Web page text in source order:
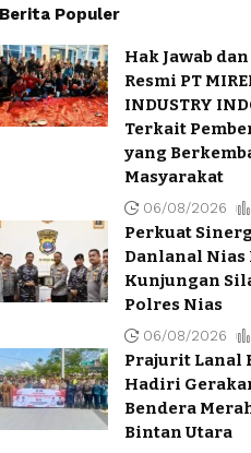
Berita Populer
Hak Jawab
Resmi PT
INDUSTRY
Terkait
yang
Masyarakat
06/08/2026
Perkuat
Danlanal Nias
Kunjungan
Polres Nias
06/08/2026
Prajurit Lanal
Hadiri
Bendera
Bintan Utara